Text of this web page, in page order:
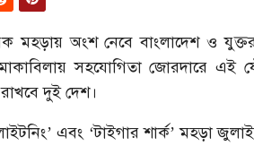
মহড়ায় অংশ নেবে বাংলাদেশ ও
মোকাবিলায় সহযোগিতা জোরদারে এই
রাখবে দুই দেশ।
এবং ‘টাইগার শার্ক’ মহড়া